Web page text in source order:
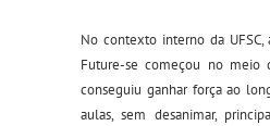
No contexto interno da
Future-se começou no meio
conseguiu ganhar força ao
aulas, sem desanimar,